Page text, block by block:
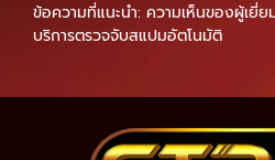
ข้อความที่แนะนำ: ความเห็นของผู้เยี่
บริการตรวจจับสแปมอัตโนมัติ